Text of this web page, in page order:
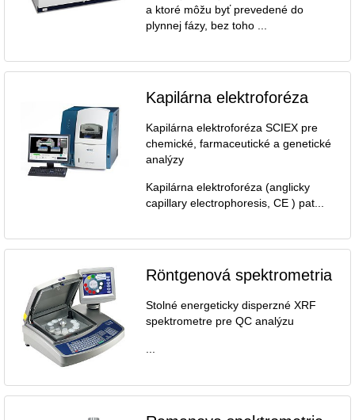
a ktoré môžu byť prevedené do
plynnej fázy, bez toho ...
Kapilárna elektroforéza
Kapilárna elektroforéza SCIEX pre
chemické, farmaceutické a genetické
analýzy
Kapilárna elektroforéza (anglicky
capillary electrophoresis, CE ) pat...
Röntgenová spektrometria
Stolné energeticky disperzné XRF
spektrometre pre QC analýzu